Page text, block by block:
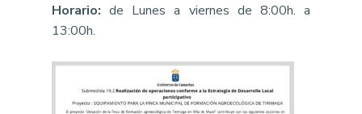
Horario: de Lunes a viernes de 8:00h. a
13:00h.